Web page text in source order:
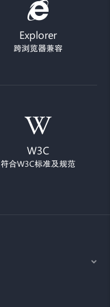
Explorer
跨浏览器兼容
W3C
符合W3C标准及规范